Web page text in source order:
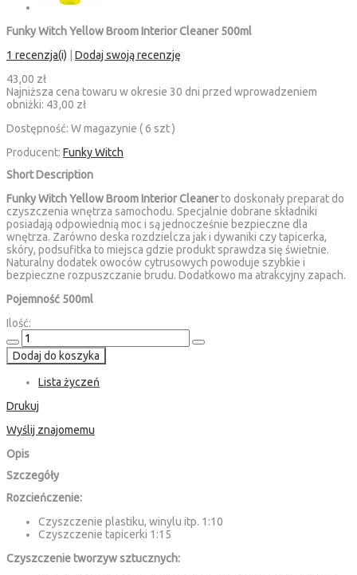
Funky Witch Yellow Broom Interior Cleaner 500ml
1 recenzja(i)
Dodaj swoją recenzję
43,00 zł
Najniższa cena towaru w okresie 30 dni przed wprowadzeniem
obniżki: 43,00 zł
Dostępność: W magazynie ( 6 szt )
Producent: Funky Witch
Short Description
Funky Witch Yellow Broom Interior Cleanerto doskonały preparat do
czyszczenia wnętrza samochodu. Specjalnie dobrane składniki
posiadają odpowiednią moc i są jednocześnie bezpieczne dla
wnętrza. Zarówno deska rozdzielcza jak i dywaniki czy tapicerka,
skóry, podsufitka to miejsca gdzie produkt sprawdza się świetnie.
Naturalny dodatek owoców cytrusowych powoduje szybkie i
bezpieczne rozpuszczanie brudu. Dodatkowo ma atrakcyjny zapach.
Pojemność 500ml
Ilość:
Dodaj do koszyka
Lista życzeń
Drukuj
Wyślij znajomemu
Opis
Szczegóły
Rozcieńczenie:
Czyszczenie plastiku, winylu itp. 1:10
Czyszczenie tapicerki 1:15
Czyszczenie tworzyw sztucznych: